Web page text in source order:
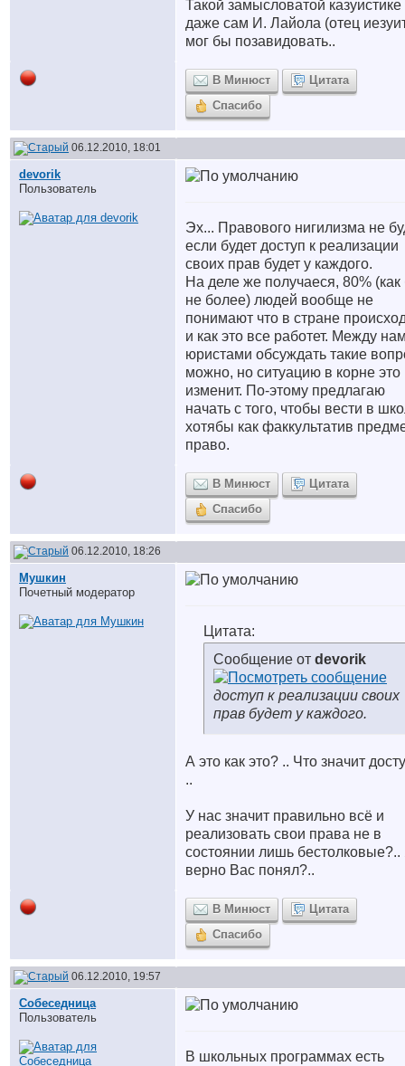
Такой замысловатой казуистике
даже сам И. Лайола (отец
мог бы позавидовать..
В Минюст
Цитата
Спасибо
06.12.2010, 18:01
devorik
Пользователь
Эх... Правового нигилизма не
если будет доступ к реализации
своих прав будет у каждого.
На деле же получаеся, 80%
не более) людей вообще не
понимают что в стране
и как это все работет. Между
юристами обсуждать такие
можно, но ситуацию в корне это
изменит. По-этому предлагаю
начать с того, чтобы вести в
хотябы как факкультатив
право.
В Минюст
Цитата
Спасибо
06.12.2010, 18:26
Мушкин
Почетный модератор
Цитата:
Сообщение от devorik
доступ к реализации своих
прав будет у каждого.
А это как это? .. Что значит
..
У нас значит правильно всё и
реализовать свои права не в
состоянии лишь
верно Вас понял?..
В Минюст
Цитата
Спасибо
06.12.2010, 19:57
Собеседница
Пользователь
В школьных программах есть